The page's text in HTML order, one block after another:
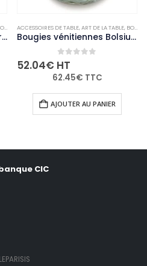
,NON-PALETTISABLE
Bougies-verre Bolsius Starlight rouges (lot de 8)
ACCESSOIRES DE TABLE,ART DE LA TABLE, BOUGIES ET PHOTOPHORES
Bougies vénitiennes Bolsius Low Boy transparentes (Lot de 12)
0out of 5
52.04€ HT
62.45€ TTC
AJOUTER AU PANIER
CIC